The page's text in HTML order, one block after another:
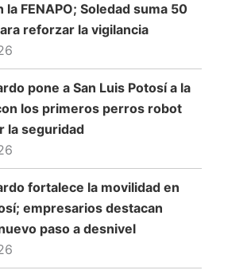
FENAPO; Soledad suma 50
reforzar la vigilancia
pone a San Luis Potosí a la
los primeros perros robot
la seguridad
fortalece la movilidad en
empresarios destacan
paso a desnivel